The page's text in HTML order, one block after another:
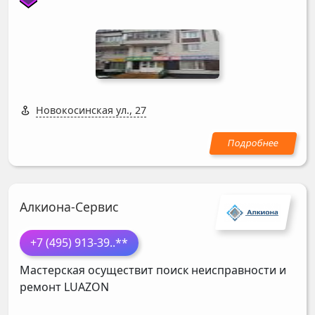
Новокосинская ул., 27
Алкиона-Сервис
+7 (495) 913-39..**
Мастерская осуществит поиск неисправности и
ремонт LUAZON